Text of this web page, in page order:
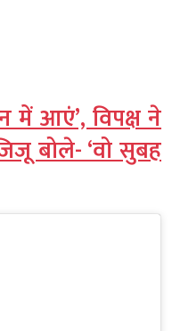
में आएं’, विपक्ष ने
बोले- ‘वो सुबह